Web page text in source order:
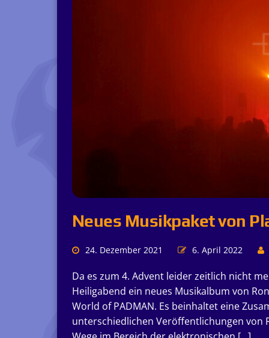
Neues Musikpaket von
24. Dezember 2021 6. April 2022
Da es zum 4. Advent leider zeitlich nicht
Heiligabend ein neues Musikalbum von
World of PADMAN. Es beinhaltet eine
unterschiedlichen Veröffentlichungen von